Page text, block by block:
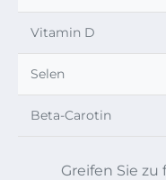
Vitamin D
Selen
Beta-Carotin
Greifen Sie